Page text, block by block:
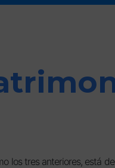
los tres anteriores, está